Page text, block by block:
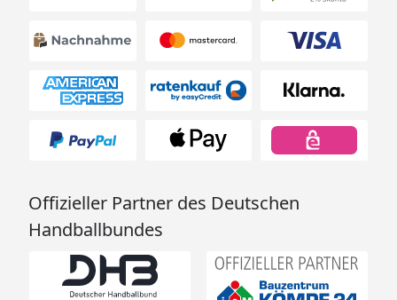
Offizieller Partner des Deutschen
Handballbundes